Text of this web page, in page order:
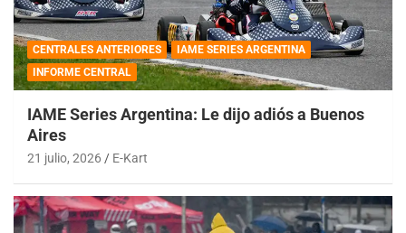
CENTRALES ANTERIORES
IAME SERIES ARGENTINA
INFORME CENTRAL
IAME Series Argentina: Le dijo adiós a Buenos
Aires
21 julio, 2026 E-Kart